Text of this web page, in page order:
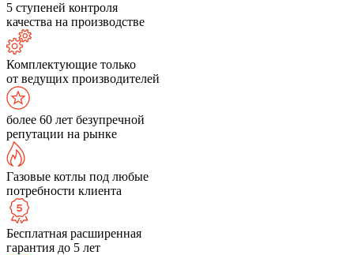
5 ступеней контроля
качества на производстве
Комплектующие только
от ведущих производителей
более 60 лет безупречной
репутации на рынке
Газовые котлы под любые
потребности клиента
Бесплатная расширенная
гарантия до 5 лет